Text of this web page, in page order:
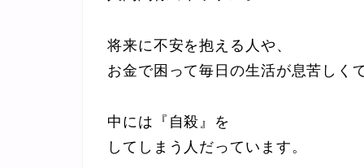
将来に不安を抱える人や、
お金で困って毎日の生活が息苦しく
中には『自殺』を
してしまう人だっています。